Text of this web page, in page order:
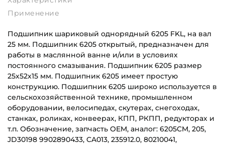
Применение
Подшипник шариковый однорядный 6205 FKL, на вал
25 мм. Подшипник 6205 открытый, предназначен для
работы в маслянной ванне и/или в условиях
постоянного смазывания. Подшипник 6205 размер
25х52х15 мм. Подшипник 6205 имеет простую
конструкцию. Подшипник 6205 широко используется в
сельскохозяйственной технике, промышленном
оборудовании, велосипедах, скутерах, снегоходах,
станках, роликах, конвеерах, КПП, РКПП, редукторах и
т.п. Обозначение, запчасть OEM, аналог: 6205CM, 205,
JD30198 9902890433, CA013, 235912.0, 80210041,